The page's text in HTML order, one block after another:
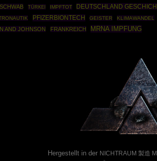
TÜRKEI IMPFTOT DEUTSCHLAND
PFIZERBIONTECH GEISTER KLIMAWANDEL
AND JOHNSON FRANKREICH MRNA IMPFUNG
Hergestellt in der NICHTRAUM 製造
Powered By :